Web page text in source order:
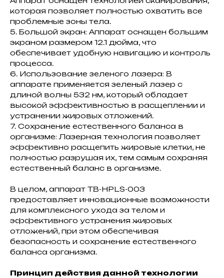
которая позволяет полностью охватить все
проблемные зоны тела.
5. Большой экран: Аппарат оснащен большим
экраном размером 12.1 дюйма, что
обеспечивает удобную навигацию и контроль
процесса.
6. Использование зеленого лазера: В
аппарате применяется зеленый лазер с
длиной волны 532 нм, который обладает
высокой эффективностью в расщеплении и
устранении жировых отложений.
7. Сохранение естественного баланса в
организме: Лазерная технология позволяет
эффективно расщепить жировые клетки, не
полностью разрушая их, тем самым сохраняя
естественный баланс в организме.
В целом, аппарат TB-HPLS-003
предоставляет инновационные возможности
для комплексного ухода за телом и
эффективного устранения жировых
отложений, при этом обеспечивая
безопасность и сохранение естественного
баланса организма.
Принцип действия данной технологии